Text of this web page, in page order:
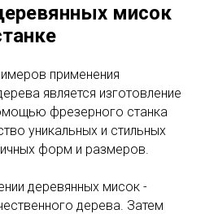
мисок
применения
является изготовление
фрезерного станка
уникальных и стильных
форм и размеров.
деревянных мисок -
дерева. Затем